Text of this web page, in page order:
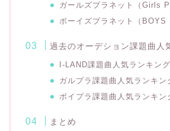
ガールズプラネット（Girls
ボーイズプラネット（BOYS
過去のオーデション課題曲人
I-LAND課題曲人気ランキング
ガルプラ課題曲人気ランキン
ボイプラ課題曲人気ランキン
まとめ